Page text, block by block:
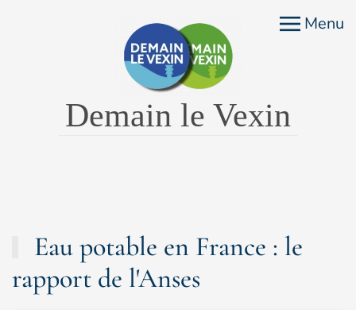
Accéder au contenu principal
Menu
Demain le Vexin
Eau potable en France : le
rapport de l'Anses